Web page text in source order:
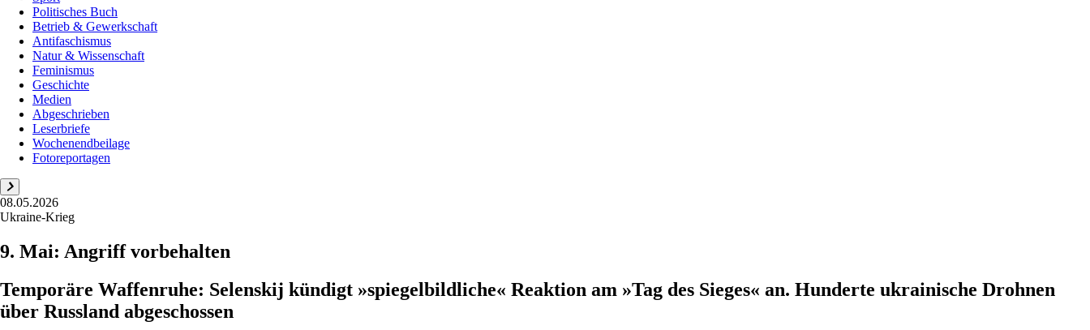
Politisches Buch
Betrieb & Gewerkschaft
Antifaschismus
Natur & Wissenschaft
Feminismus
Geschichte
Medien
Abgeschrieben
Leserbriefe
Wochenendbeilage
Fotoreportagen
08.05.2026
Ukraine-Krieg
9. Mai: Angriff vorbehalten
Temporäre Waffenruhe: Selenskij kündigt »spiegelbildliche« Reaktion am »Tag des Sieges« an. Hunderte ukrainische Drohnen
über Russland abgeschossen